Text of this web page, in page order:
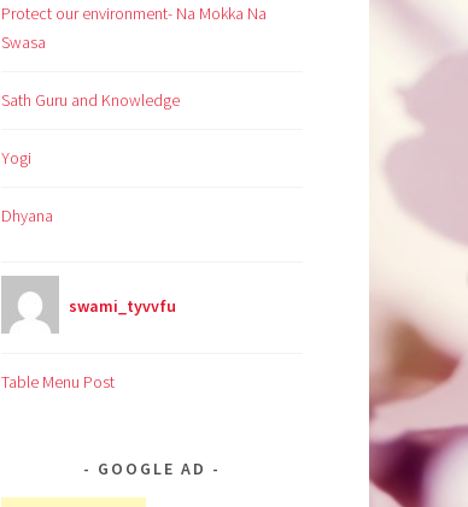
Protect our environment- Na Mokka Na
Swasa
Sath Guru and Knowledge
Yogi
Dhyana
swami_tyvvfu
Table Menu Post
GOOGLE AD